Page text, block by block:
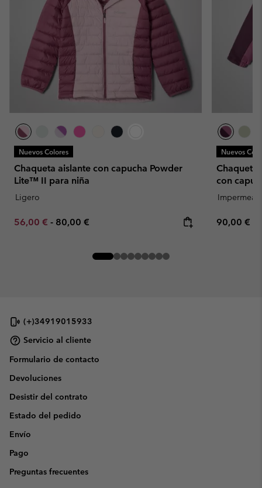
Nuevos Colores
Chaqueta aislante con capucha Powder
Lite™ II para niña
Ligero
Minimum sale price:
56,00 € - Maximum price:
80,00 €
Nuevos
Chaqueta
con
Regular
90,00 €
(+)34919015933
Servicio al cliente
Formulario de contacto
Devoluciones
Desistir del contrato
Estado del pedido
Envío
Pago
Preguntas frecuentes